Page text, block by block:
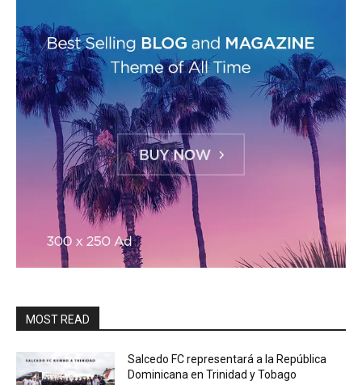
MOST READ
Salcedo FC representará a la República
Dominicana en Trinidad y Tobago